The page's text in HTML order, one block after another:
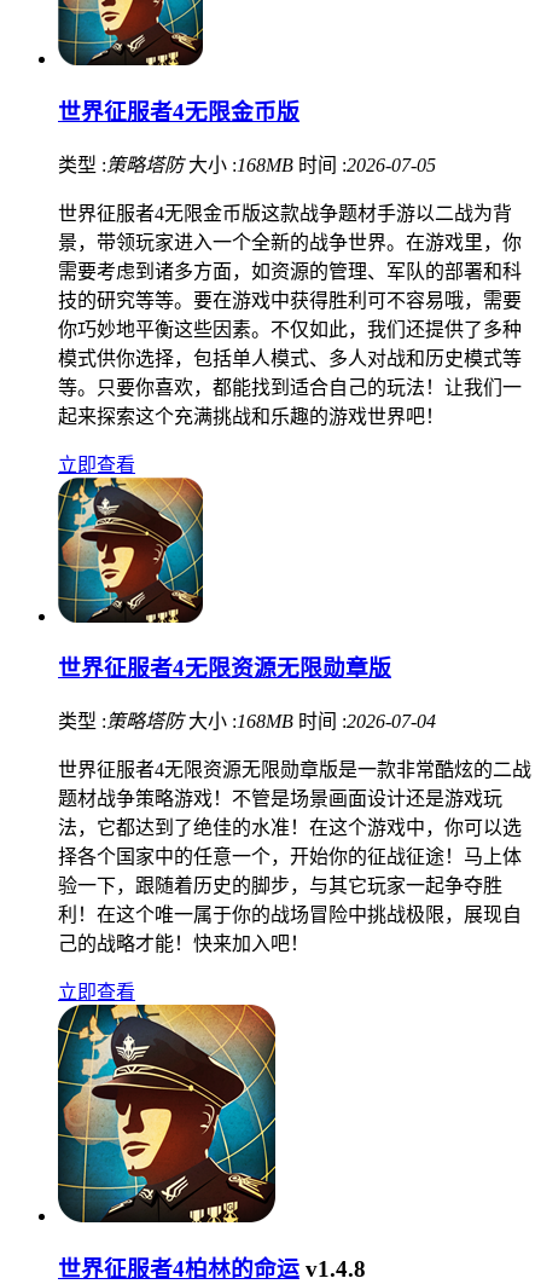
世界征服者4无限金币版
类型 : 策略塔防 大小 :168MB 时间 :2026-07-05
世界征服者4无限金币版这款战争题材手游以二战为背
景，带领玩家进入一个全新的战争世界。在游戏里，你
需要考虑到诸多方面，如资源的管理、军队的部署和科
技的研究等等。要在游戏中获得胜利可不容易哦，需要
你巧妙地平衡这些因素。不仅如此，我们还提供了多种
模式供你选择，包括单人模式、多人对战和历史模式等
等。只要你喜欢，都能找到适合自己的玩法！让我们一
起来探索这个充满挑战和乐趣的游戏世界吧！
立即查看
世界征服者4无限资源无限勋章版
类型 : 策略塔防 大小 :168MB 时间 :2026-07-04
世界征服者4无限资源无限勋章版是一款非常酷炫的二战
题材战争策略游戏！不管是场景画面设计还是游戏玩
法，它都达到了绝佳的水准！在这个游戏中，你可以选
择各个国家中的任意一个，开始你的征战征途！马上体
验一下，跟随着历史的脚步，与其它玩家一起争夺胜
利！在这个唯一属于你的战场冒险中挑战极限，展现自
己的战略才能！快来加入吧！
立即查看
世界征服者4柏林的命运 v1.4.8